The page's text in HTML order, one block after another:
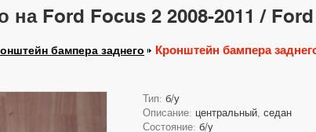
Ford Focus 2 2008-2011 /
бампера заднего Кронштейн бампера
Тип: б/у
Описание: центральный, седан
Состояние: б/у